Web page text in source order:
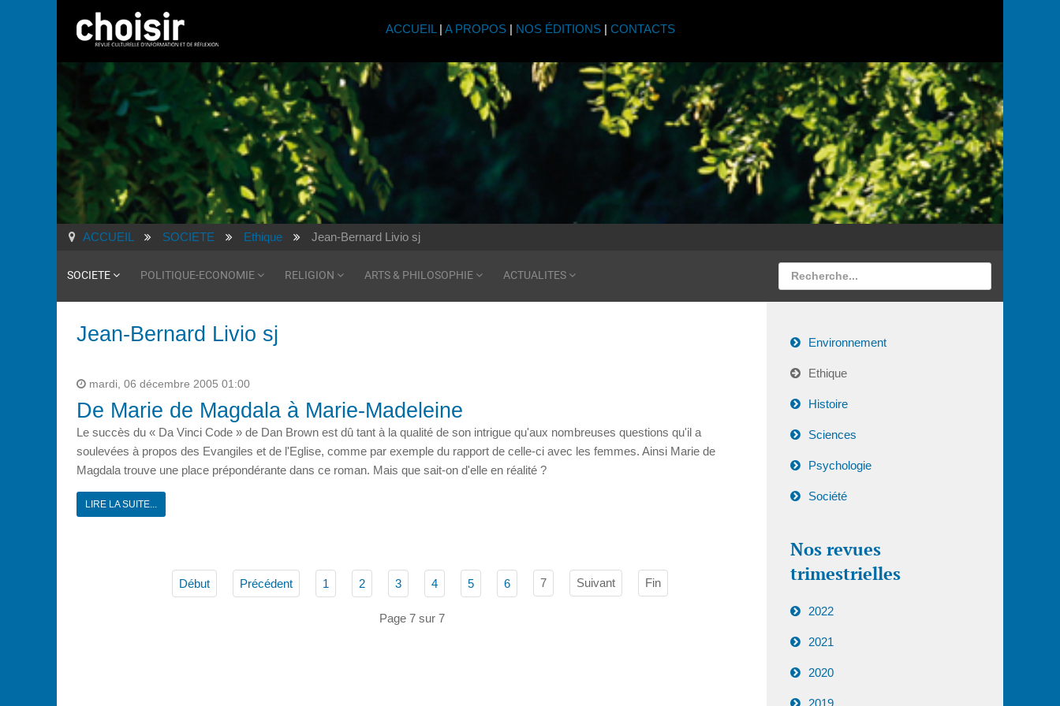
ACCUEIL | A PROPOS| NOS ÉDITIONS| CONTACTS
ACCUEIL SOCIETE Ethique Jean-Bernard Livio sj
SOCIETE POLITIQUE-ECONOMIE RELIGION ARTS & PHILOSOPHIE ACTUALITES
Jean-Bernard Livio sj
mardi, 06 décembre 2005 01:00
De Marie de Magdala à Marie-Madeleine
Le succès du « Da Vinci Code » de Dan Brown est dû tant à la qualité de son intrigue qu'aux nombreuses questions qu'il a
soulevées à propos des Evangiles et de l'Eglise, comme par exemple du rapport de celle-ci avec les femmes. Ainsi Marie de
Magdala trouve une place prépondérante dans ce roman. Mais que sait-on d'elle en réalité ?
LIRE LA SUITE...
Début Précédent 1 2 3 4 5 6 7 Suivant Fin
Page 7 sur 7
Environnement
Ethique
Histoire
Sciences
Psychologie
Société
Nos revues
trimestrielles
2022
2021
2020
2019